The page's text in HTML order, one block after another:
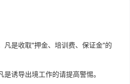
凡是收取"押金、培训费、保证金"的
诱导出境工作的请提高警惕。